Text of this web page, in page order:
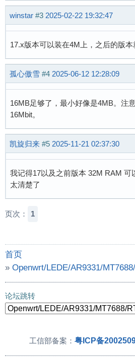
winstar #3 2025-02-22 19:32:47
17.x版本可以装在4M上，之后的版
孤心傲雪 #4 2025-06-12 12:28:09
16MB足够了，最小好像是4MB。注
16Mbit。
凯旋归来 #5 2025-11-21 02:37:30
我记得17以及之前版本 32M RAM 可
太清楚了
页次： 1
首页
» Openwrt/LEDE/AR9331/
»openwrt最小支持多少空间？
论坛跳转
工信部备案： 粤ICP备